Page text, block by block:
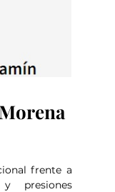
frente a
y presiones